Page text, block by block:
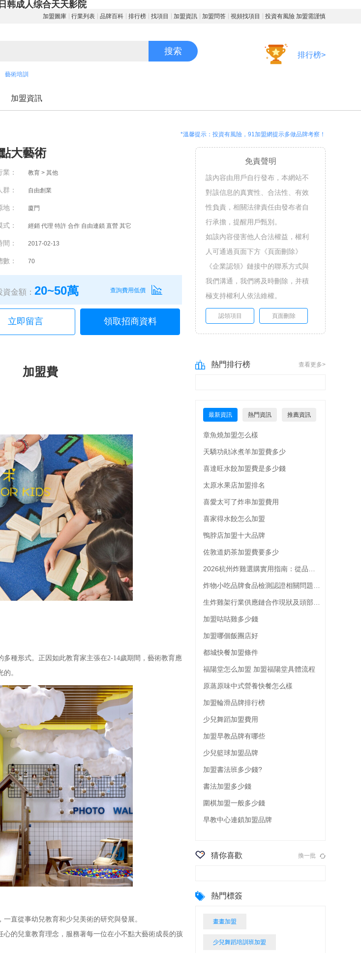
韩成人综合天天影院
加盟圖庫 行業列表 品牌百科 排行榜 找項目 加盟資訊 加盟問答 視頻找項目 投資有風險 加盟需謹慎
搜索
藝術培訓
排行榜>
加盟資訊
*溫馨提示：投資有風險，91加盟網提示多做品牌考察！
大藝術
： 教育 > 其他
： 自由創業
： 廈門
： 經銷 代理 特許 合作 自由連鎖 直營 其它
間： 2017-02-13
數： 70
資金額： 20~50萬 查詢費用低價
立即留言 領取招商資料
免責聲明
該內容由用戶自行發布，本網站不
對該信息的真實性、合法性、有效
性負責，相關法律責任由發布者自
行承擔，提醒用戶甄別。
如該內容侵害他人合法權益，權利
人可通過頁面下方《頁面刪除》
《企業認領》鏈接中的聯系方式與
我們溝通，我們將及時刪除，并積
極支持權利人依法維權。
認領項目 頁面刪除
加盟費
種形式。正因如此教育家主張在2-14歲期間，藝術教育應
。
直從事幼兒教育和少兒美術的研究與發展。
的兒童教育理念，服務著每一位在小不點大藝術成長的孩
熱門排行榜 查看更多>
最新資訊 熱門資訊 推薦資訊
章魚燒加盟怎么樣
天驕功勛冰煮羊加盟費多少
喜達旺水餃加盟費是多少錢
太原水果店加盟排名
喜愛太可了炸串加盟費用
喜家得水餃怎么加盟
鴨脖店加盟十大品牌
佐敦道奶茶加盟費要多少
加盟咕咕雞多少錢
加盟哪個飯團店好
都城快餐加盟條件
福陽堂怎么加盟 加盟福陽堂具體流程
原蒸原味中式營養快餐怎么樣
加盟輪滑品牌排行榜
少兒舞蹈加盟費用
加盟早教品牌有哪些
少兒籃球加盟品牌
加盟書法班多少錢?
書法加盟多少錢
圍棋加盟一般多少錢
早教中心連鎖加盟品牌
猜你喜歡 換一批
熱門標簽
畫畫加盟
少兒舞蹈培訓班加盟